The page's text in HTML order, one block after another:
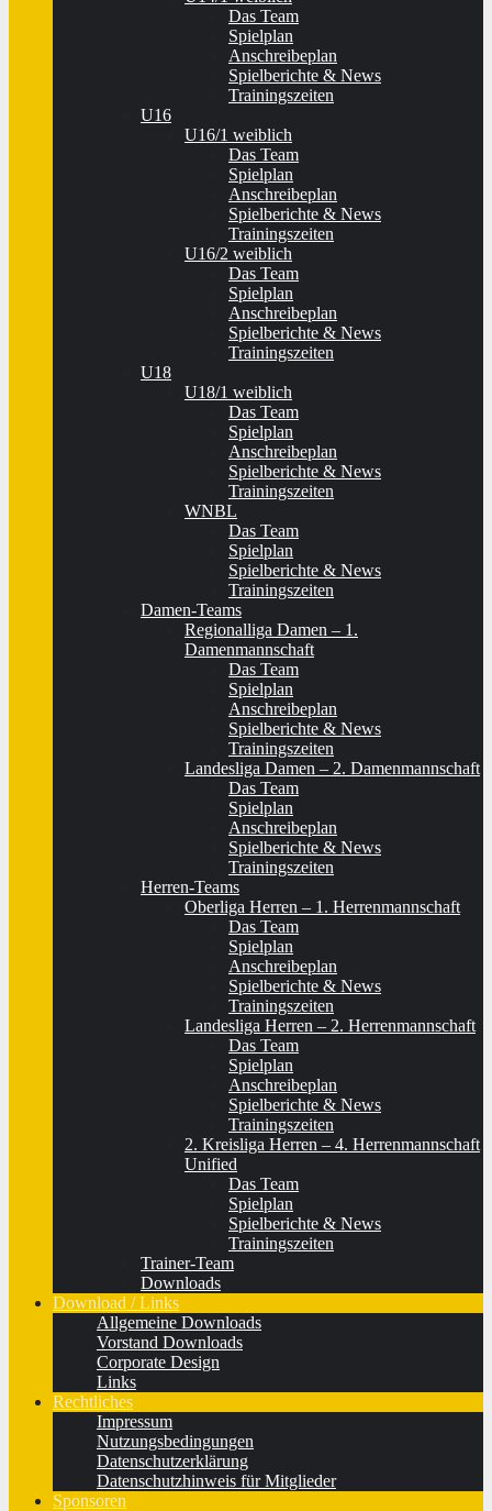
Das Team
Spielplan
Anschreibeplan
Spielberichte & News
Trainingszeiten
U16
U16/1 weiblich
Das Team
Spielplan
Anschreibeplan
Spielberichte & News
Trainingszeiten
U16/2 weiblich
Das Team
Spielplan
Anschreibeplan
Spielberichte & News
Trainingszeiten
U18
U18/1 weiblich
Das Team
Spielplan
Anschreibeplan
Spielberichte & News
Trainingszeiten
WNBL
Das Team
Spielplan
Spielberichte & News
Trainingszeiten
Damen-Teams
Regionalliga Damen – 1.
Damenmannschaft
Das Team
Spielplan
Anschreibeplan
Spielberichte & News
Trainingszeiten
Landesliga Damen – 2. Damenmannschaft
Das Team
Spielplan
Anschreibeplan
Spielberichte & News
Trainingszeiten
Herren-Teams
Oberliga Herren – 1. Herrenmannschaft
Das Team
Spielplan
Anschreibeplan
Spielberichte & News
Trainingszeiten
Landesliga Herren – 2. Herrenmannschaft
Das Team
Spielplan
Anschreibeplan
Spielberichte & News
Trainingszeiten
2. Kreisliga Herren – 4. Herrenmannschaft
Unified
Das Team
Spielplan
Spielberichte & News
Trainingszeiten
Trainer-Team
Downloads
Download / Links
Allgemeine Downloads
Vorstand Downloads
Corporate Design
Links
Rechtliches
Impressum
Nutzungsbedingungen
Datenschutzerklärung
Datenschutzhinweis für Mitglieder
Sponsoren